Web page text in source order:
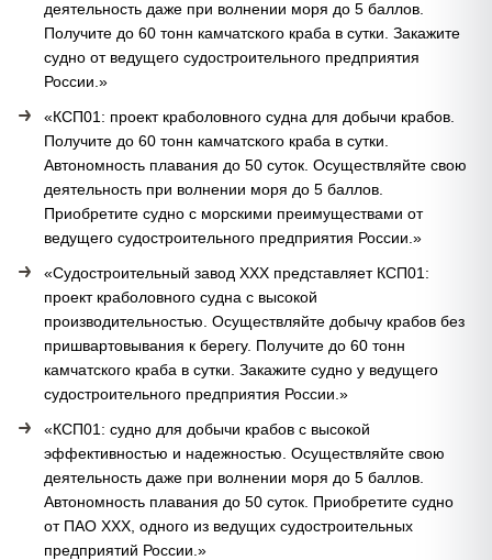
деятельность даже при волнении моря до 5 баллов.
Получите до 60 тонн камчатского краба в сутки. Закажите
судно от ведущего судостроительного предприятия
России.»
«КСП01: проект краболовного судна для добычи крабов.
Получите до 60 тонн камчатского краба в сутки.
Автономность плавания до 50 суток. Осуществляйте свою
деятельность при волнении моря до 5 баллов.
Приобретите судно с морскими преимуществами от
ведущего судостроительного предприятия России.»
«Судостроительный завод ХХХ представляет КСП01:
проект краболовного судна с высокой
производительностью. Осуществляйте добычу крабов без
пришвартовывания к берегу. Получите до 60 тонн
камчатского краба в сутки. Закажите судно у ведущего
судостроительного предприятия России.»
«КСП01: судно для добычи крабов с высокой
эффективностью и надежностью. Осуществляйте свою
деятельность даже при волнении моря до 5 баллов.
Автономность плавания до 50 суток. Приобретите судно
от ПАО ХХХ, одного из ведущих судостроительных
предприятий России.»